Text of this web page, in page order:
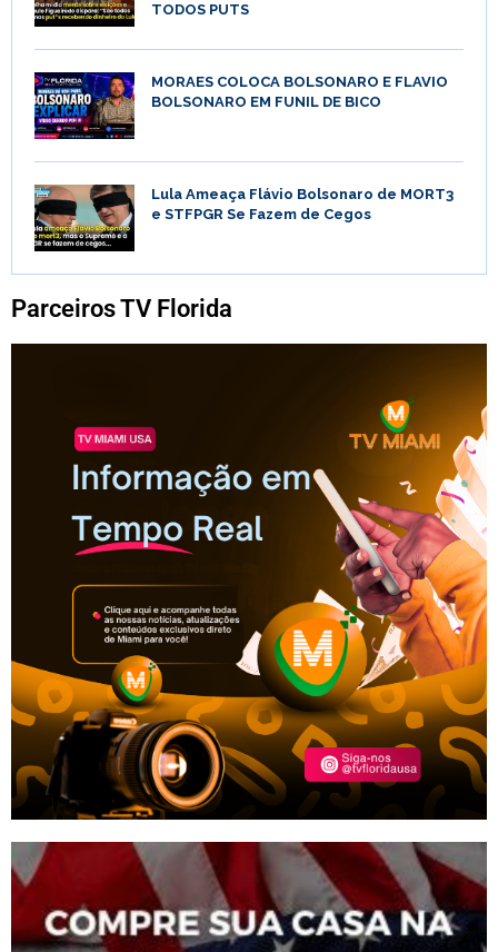
TODOS PUTS
MORAES COLOCA BOLSONARO E FLAVIO
BOLSONARO EM FUNIL DE BICO
Lula Ameaça Flávio Bolsonaro de MORT3
e STFPGR Se Fazem de Cegos
Parceiros TV Florida